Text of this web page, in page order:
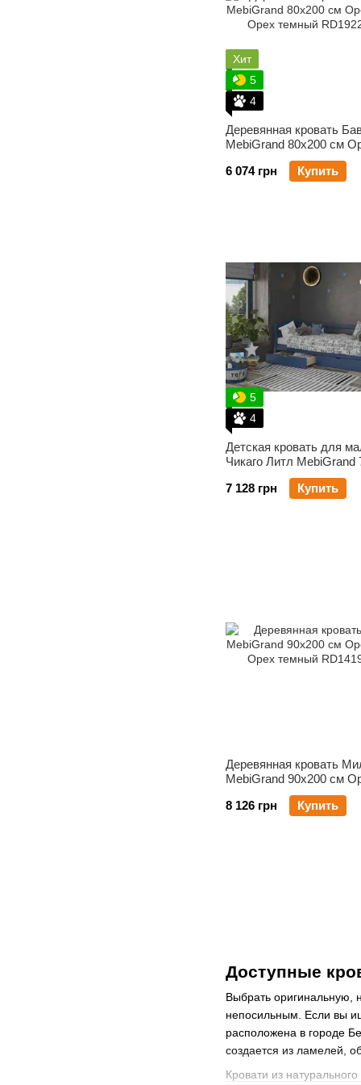
Хит
5
4
Деревянная кровать
MebiGrand 80х200 см
6 074 грн
Купить
5
4
Детская кровать для
Чикаго Литл MebiGrand
Орех темный
7 128 грн
Купить
Деревянная кровать
MebiGrand 90х200 см
8 126 грн
Купить
Доступные
Выбрать оригинальную,
непосильным. Если вы
расположена в городе
создается из ламелей,
Кровати из